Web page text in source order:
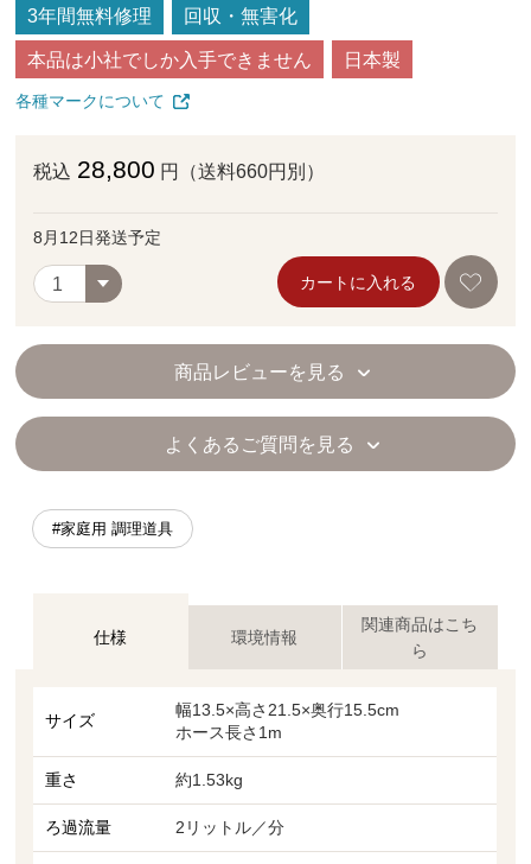
3年間無料修理 回収・無害化
本品は小社でしか入手できません 日本製
各種マークについて
税込 28,800 円（送料660円別）
8月12日発送予定
カートに入れる
商品レビューを見る
よくあるご質問を見る
#家庭用 調理道具
仕様 環境情報
関連商品はこち
ら
サイズ
幅13.5×高さ21.5×奥行15.5cm
ホース長さ1m
重さ 約1.53kg
ろ過流量 2リットル／分